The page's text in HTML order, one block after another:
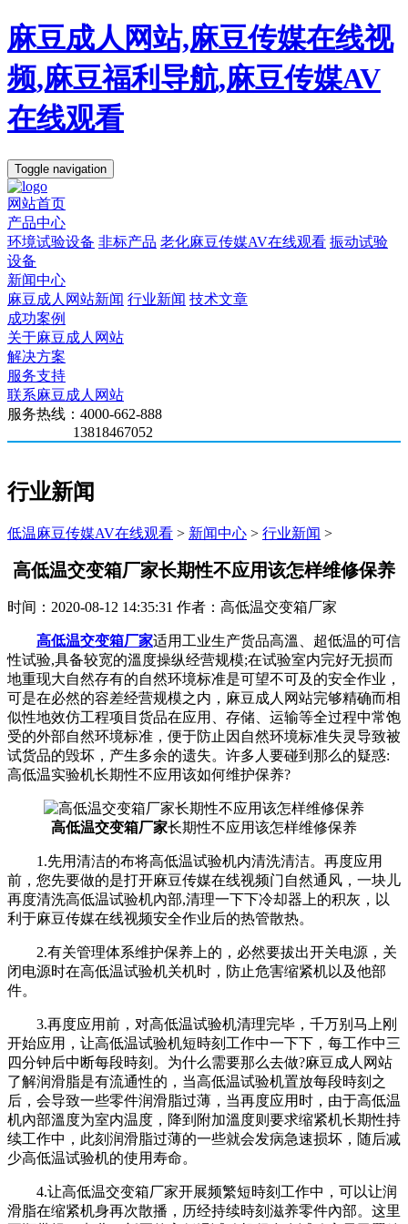
麻豆成人网站,麻豆传媒在线视
频,麻豆福利导航,麻豆传媒AV
在线观看
Toggle navigation
网站首页
产品中心
环境试验设备 非标产品 老化麻豆传媒AV在线观看 振动试验
设备
新闻中心
麻豆成人网站新闻 行业新闻 技术文章
成功案例
关于麻豆成人网站
解决方案
服务支持
联系麻豆成人网站
服务热线：4000-662-888
13818467052
行业新闻
低温麻豆传媒AV在线观看 > 新闻中心 > 行业新闻 >
高低温交变箱厂家长期性不应用该怎样维修保养
时间：2020-08-12 14:35:31 作者：高低温交变箱厂家
高低温交变箱厂家适用工业生产货品高溫、超低温的可信
性试验,具备较宽的溫度操纵经营规模;在试验室内完好无损而
地重现大自然存有的自然环境标准是可望不可及的安全作业，
可是在必然的容差经营规模之内，麻豆成人网站完够精确而相
似性地效仿工程项目货品在应用、存储、运输等全过程中常饱
受的外部自然环境标准，便于防止因自然环境标准失灵导致被
试货品的毁坏，产生多余的遗失。许多人要碰到那么的疑惑:
高低温实验机长期性不应用该如何维护保养?
高低温交变箱厂家长期性不应用该怎样维修保养
1.先用清洁的布将高低温试验机内清洗清洁。再度应用
前，您先要做的是打开麻豆传媒在线视频门自然通风，一块儿
再度清洗高低温试验机內部,清理一下下冷却器上的积灰，以
利于麻豆传媒在线视频安全作业后的热管散热。
2.有关管理体系维护保养上的，必然要拔出开关电源，关
闭电源时在高低温试验机关机时，防止危害缩紧机以及他部
件。
3.再度应用前，对高低温试验机清理完毕，千万别马上刚
开始应用，让高低温试验机短時刻工作中一下下，每工作中三
四分钟后中断每段時刻。为什么需要那么去做?麻豆成人网站
了解润滑脂是有流通性的，当高低温试验机置放每段時刻之
后，会导致一些零件润滑脂过薄，当再度应用时，由于高低温
机內部溫度为室内温度，降到附加溫度则要求缩紧机长期性持
续工作中，此刻润滑脂过薄的一些就会发病急速损坏，随后减
少高低温试验机的使用寿命。
4.让高低温交变箱厂家开展频繁短時刻工作中，可以让润
滑脂在缩紧机身再次散播，历经持续時刻滋养零件內部。这里